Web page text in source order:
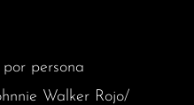
persona
Walker Rojo/